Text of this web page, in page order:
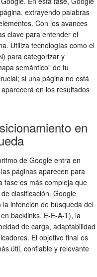
extrayendo palabras
Con los avances
clave para entender el
Utiliza tecnologías como el
para categorizar y
semántico" de tu
si una página no está
en los resultados
en
de Google entra en
páginas aparecen para
fase es más compleja que
clasificación. Google
intención de búsqueda del
backlinks, E-E-A-T), la
de carga, adaptabilidad
El objetivo final es
útil, confiable y relevante